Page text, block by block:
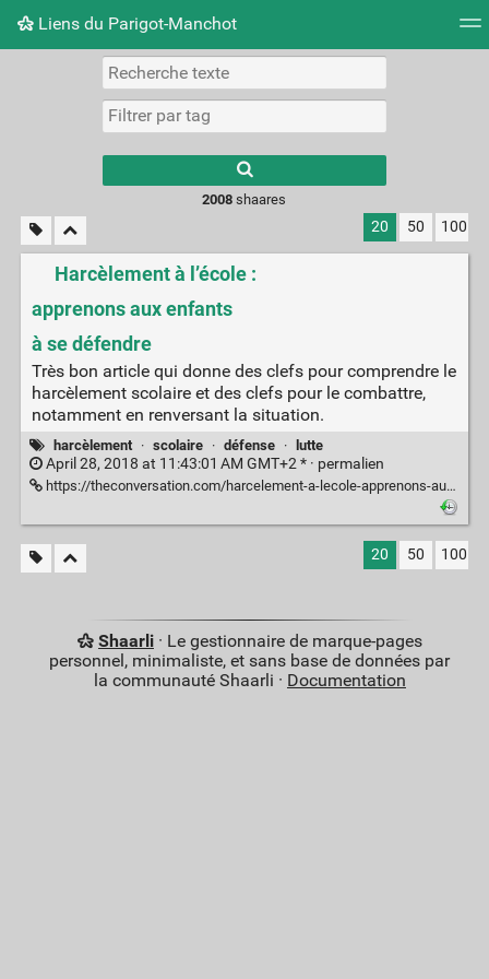
Liens du Parigot-Manchot
Nuage de tags Mur d'images
2008 shaares
20 50 100
Harcèlement à l’école :
apprenons aux enfants
à se défendre
Très bon article qui donne des clefs pour comprendre le
harcèlement scolaire et des clefs pour le combattre,
notamment en renversant la situation.
harcèlement · scolaire · défense · lutte
April 28, 2018 at 11:43:01 AM GMT+2 * · permalien
https://theconversation.com/harcelement-a-lecole-apprenons-aux-enfants-a-se-defendre-84825
20 50 100
Shaarli· Le gestionnaire de marque-pages
personnel, minimaliste, et sans base de données par
la communauté Shaarli · Documentation